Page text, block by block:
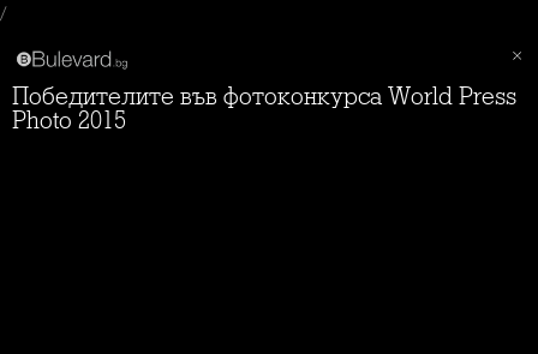
/
Победителите във фотоконкурса World Press
Photo 2015